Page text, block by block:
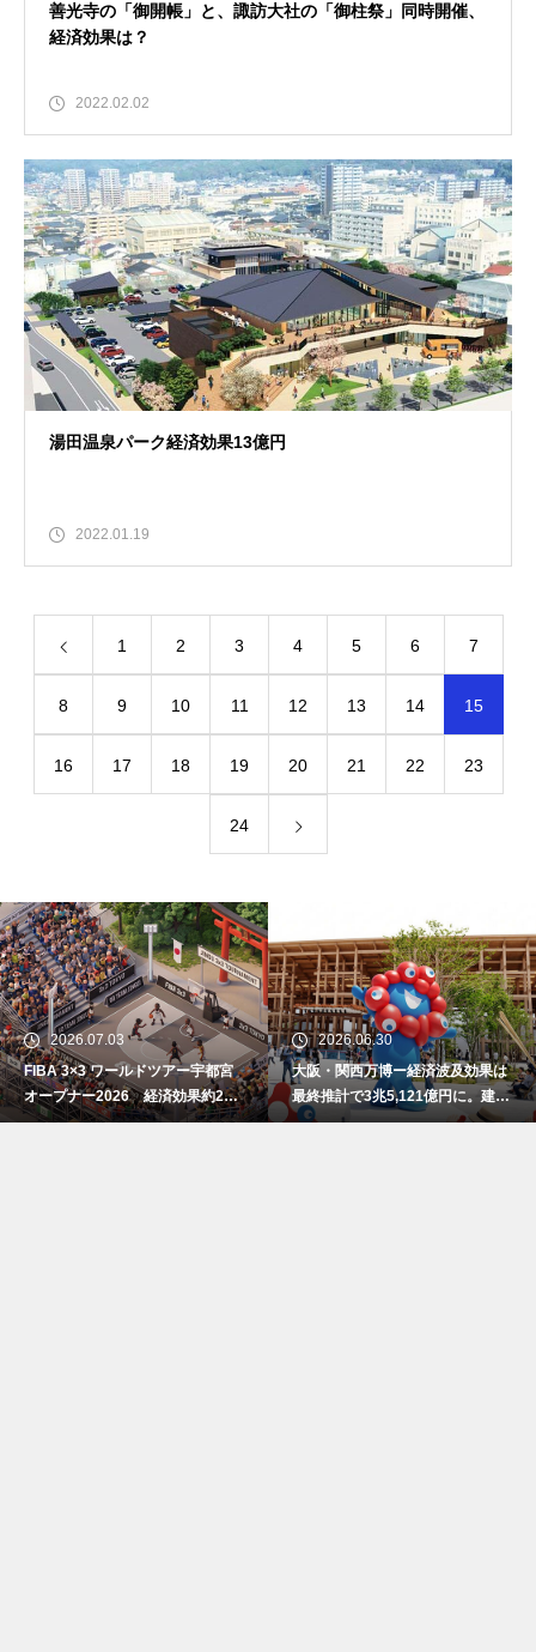
善光寺の「御開帳」と、諏訪大社の「御柱祭」同時開催、
経済効果は？
2022.02.02
湯田温泉パーク経済効果13億円
2022.01.19
1 2 3 4 5 6 7
8 9 10 11 12 13 14 15
16 17 18 19 20 21 22 23
24
2026.07.03
FIBA 3×3 ワールドツアー宇都宮
オープナー2026 経済効果約2億
7800万円
2026.06.30
大阪・関西万博ー経済波及効果は
最終推計で3兆5,121億円に。建設
費高騰で事前の予測値を大幅上振